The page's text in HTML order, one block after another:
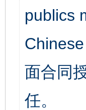
publics
面合同
任。